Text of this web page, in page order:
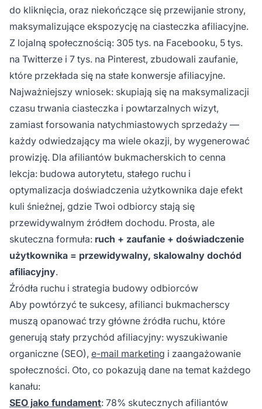
do kliknięcia, oraz niekończące się przewijanie strony,
maksymalizujące ekspozycję na ciasteczka afiliacyjne.
Z lojalną społecznością: 305 tys. na Facebooku, 5 tys.
na Twitterze i 7 tys. na Pinterest, zbudowali zaufanie,
które przekłada się na stałe konwersje afiliacyjne.
Najważniejszy wniosek: skupiają się na maksymalizacji
czasu trwania ciasteczka i powtarzalnych wizyt,
zamiast forsowania natychmiastowych sprzedaży —
każdy odwiedzający ma wiele okazji, by wygenerować
prowizję. Dla afiliantów bukmacherskich to cenna
lekcja: budowa autorytetu, stałego ruchu i
optymalizacja doświadczenia użytkownika daje efekt
kuli śnieżnej, gdzie Twoi odbiorcy stają się
przewidywalnym źródłem dochodu. Prosta, ale
skuteczna formuła: ruch + zaufanie + doświadczenie
użytkownika = przewidywalny, skalowalny dochód
afiliacyjny.
Źródła ruchu i strategia budowy odbiorców
Aby powtórzyć te sukcesy, afilianci bukmacherscy
muszą opanować trzy główne źródła ruchu, które
generują stały przychód afiliacyjny: wyszukiwanie
organiczne (SEO), e-mail marketing i zaangażowanie
społeczności. Oto, co pokazują dane na temat każdego
kanału:
SEO jako fundament: 78% skutecznych afiliantów